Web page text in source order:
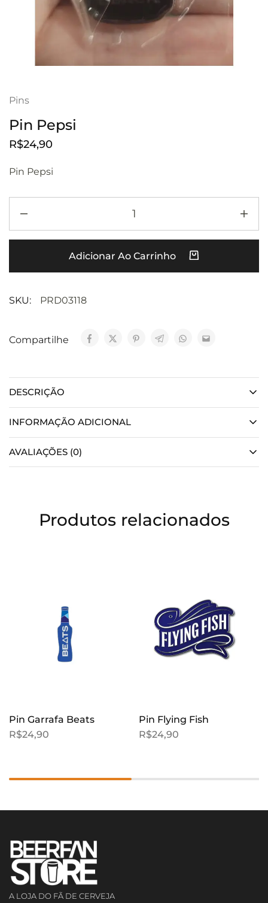
Pins
Pin Pepsi
R$24,90
Pin Pepsi
Adicionar Ao Carrinho
SKU: PRD03118
Compartilhe
DESCRIÇÃO
INFORMAÇÃO ADICIONAL
AVALIAÇÕES (0)
Produtos relacionados
Pin Garrafa Beats
R$24,90
Pin Flying Fish
R$24,90
A LOJA DO FÃ DE CERVEJA